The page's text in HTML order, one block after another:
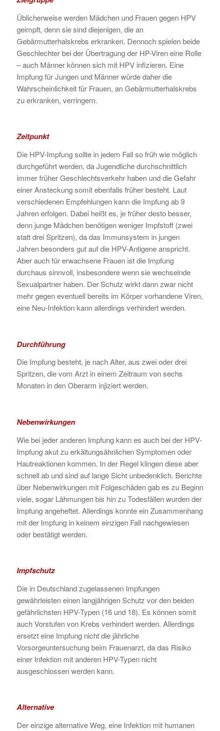
Üblicherweise werden Mädchen und Frauen gegen HPV
geimpft, denn sie sind diejenigen, die an
Gebärmutterhalskrebs erkranken. Dennoch spielen beide
Geschlechter bei der Übertragung der HP-Viren eine Rolle
– auch Männer können sich mit HPV infizieren. Eine
Impfung für Jungen und Männer würde daher die
Wahrscheinlichkeit für Frauen, an Gebärmutterhalskrebs
zu erkranken, verringern.
Zeitpunkt
Die HPV-Impfung sollte in jedem Fall so früh wie möglich
durchgeführt werden, da Jugendliche durchschnittlich
immer früher Geschlechtsverkehr haben und die Gefahr
einer Ansteckung somit ebenfalls früher besteht. Laut
verschiedenen Empfehlungen kann die Impfung ab 9
Jahren erfolgen. Dabei heißt es, je früher desto besser,
denn junge Mädchen benötigen weniger Impfstoff (zwei
statt drei Spritzen), da das Immunsystem in jungen
Jahren besonders gut auf die HPV-Antigene anspricht.
Aber auch für erwachsene Frauen ist die Impfung
durchaus sinnvoll, insbesondere wenn sie wechselnde
Sexualpartner haben. Der Schutz wirkt dann zwar nicht
mehr gegen eventuell bereits im Körper vorhandene Viren,
eine Neu-Infektion kann allerdings verhindert werden.
Durchführung
Die Impfung besteht, je nach Alter, aus zwei oder drei
Spritzen, die vom Arzt in einem Zeitraum von sechs
Monaten in den Oberarm injiziert werden.
Nebenwirkungen
Wie bei jeder anderen Impfung kann es auch bei der HPV-
Impfung akut zu erkältungsähnlichen Symptomen oder
Hautreaktionen kommen. In der Regel klingen diese aber
schnell ab und sind auf lange Sicht unbedenklich. Berichte
über Nebenwirkungen mit Folgeschäden gab es zu Beginn
viele, sogar Lähmungen bis hin zu Todesfällen wurden der
Impfung angeheftet. Allerdings konnte ein Zusammenhang
mit der Impfung in keinem einzigen Fall nachgewiesen
oder bestätigt werden.
Impfschutz
Die in Deutschland zugelassenen Impfungen
gewährleisten einen langjährigen Schutz vor den beiden
gefährlichsten HPV-Typen (16 und 18). Es können somit
auch Vorstufen von Krebs verhindert werden. Allerdings
ersetzt eine Impfung nicht die jährliche
Vorsorgeuntersuchung beim Frauenarzt, da das Risiko
einer Infektion mit anderen HPV-Typen nicht
ausgeschlossen werden kann.
Alternative
Der einzige alternative Weg, eine Infektion mit humanen